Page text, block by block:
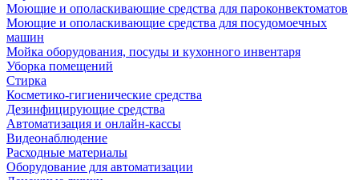
Моющие и ополаскивающие средства для пароконвектоматов
Моющие и ополаскивающие средства для посудомоечных
машин
Мойка оборудования, посуды и кухонного инвентаря
Уборка помещений
Стирка
Косметико-гигиенические средства
Дезинфицирующие средства
Автоматизация и онлайн-кассы
Видеонаблюдение
Расходные материалы
Оборудование для автоматизации